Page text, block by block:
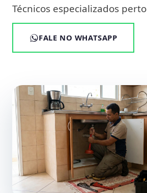
Técnicos especializados
FALE NO WHATSAPP